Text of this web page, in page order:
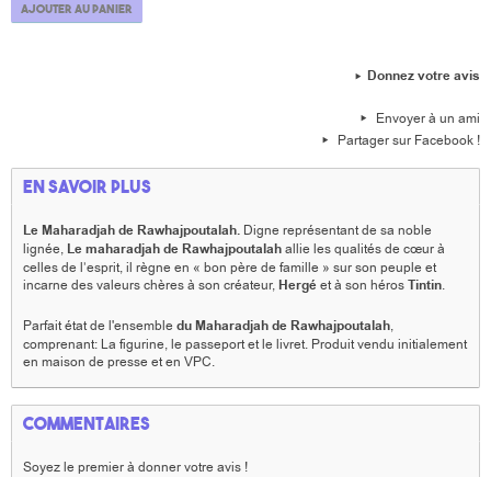
Ajouter au panier
Donnez votre avis
Envoyer à un ami
Partager sur Facebook !
En savoir plus
Le Maharadjah de Rawhajpoutalah. Digne représentant de sa noble
lignée, Le maharadjah de Rawhajpoutalahallie les qualités de cœur à
celles de l’esprit, il règne en « bon père de famille » sur son peuple et
incarne des valeurs chères à son créateur,Hergé et à son hérosTintin.
Parfait état de l'ensembledu Maharadjah de Rawhajpoutalah,
comprenant: La figurine, le passeport et le livret. Produit vendu initialement
en maison de presse et en VPC.
Commentaires
Soyez le premier à donner votre avis !